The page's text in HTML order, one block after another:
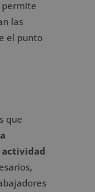
permite
las
el punto
que